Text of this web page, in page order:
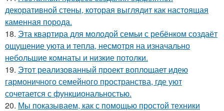
декоративной стены, которая выглядит как настоящая
каменная порода.
18. Эта квартира для молодой семьи с ребёнком создаёт
ощущение уюта и тепла, несмотря на изначально
небольшие комнаты и низкие потолки.
19. Этот реализованный проект воплощает идею
гармоничного семейного пространства, где уют
сочетается с функциональностью.
20. Мы показываем, как с помощью простой техники